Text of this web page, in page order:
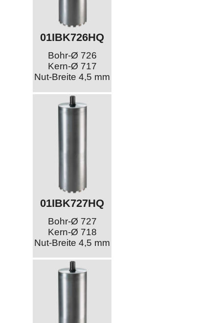
01IBK726HQ
Bohr-Ø 726
Kern-Ø 717
Nut-Breite 4,5 mm
01IBK727HQ
Bohr-Ø 727
Kern-Ø 718
Nut-Breite 4,5 mm